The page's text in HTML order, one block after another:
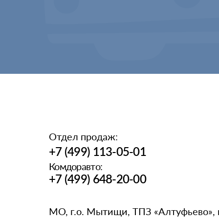
Отдел продаж:
+7 (499) 113-05-01
Комдоравто:
+7 (499) 648-20-00
МО, г.о. Мытищи, ТПЗ «Алтуфьево»,